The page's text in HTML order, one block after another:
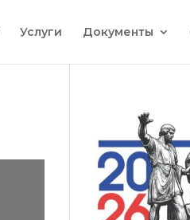
Услуги Документы